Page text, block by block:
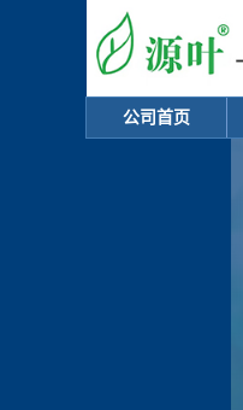
公司首页